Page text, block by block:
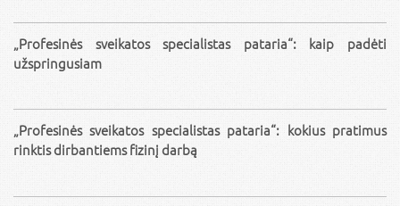
„Profesinės sveikatos specialistas pataria“: kaip padėti
užspringusiam
„Profesinės sveikatos specialistas pataria“: kokius pratimus
rinktis dirbantiems fizinį darbą